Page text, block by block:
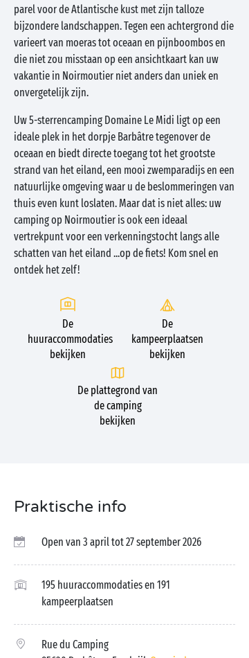
parel voor de Atlantische kust met zijn talloze
bijzondere landschappen. Tegen een achtergrond die
varieert van moeras tot oceaan en pijnboombos en
die niet zou misstaan op een ansichtkaart kan uw
vakantie in Noirmoutier niet anders dan uniek en
onvergetelijk zijn.
Uw 5-sterrencamping Domaine Le Midi ligt op een
ideale plek in het dorpje Barbâtre tegenover de
oceaan en biedt directe toegang tot het grootste
strand van het eiland, een mooi zwemparadijs en een
natuurlijke omgeving waar u de beslommeringen van
thuis even kunt loslaten. Maar dat is niet alles: uw
camping op Noirmoutier is ook een ideaal
vertrekpunt voor een verkenningstocht langs alle
schatten van het eiland ...op de fiets! Kom snel en
ontdek het zelf!
De
huuraccommodaties
bekijken
De
kampeerplaatsen
bekijken
De plattegrond van
de camping
bekijken
Praktische info
Open van 3 april tot 27 september 2026
195 huuraccommodaties en 191
kampeerplaatsen
Rue du Camping